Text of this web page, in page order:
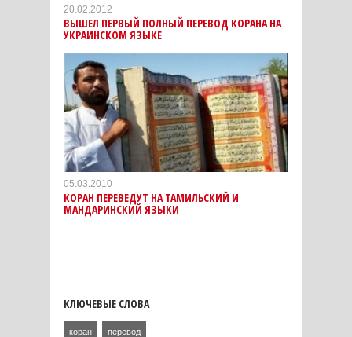
20.02.2012
ВЫШЕЛ ПЕРВЫЙ ПОЛНЫЙ ПЕРЕВОД КОРАНА НА
УКРАИНСКОМ ЯЗЫКЕ
05.03.2010
КОРАН ПЕРЕВЕДУТ НА ТАМИЛЬСКИЙ И
МАНДАРИНСКИЙ ЯЗЫКИ
КЛЮЧЕВЫЕ СЛОВА
коран перевод